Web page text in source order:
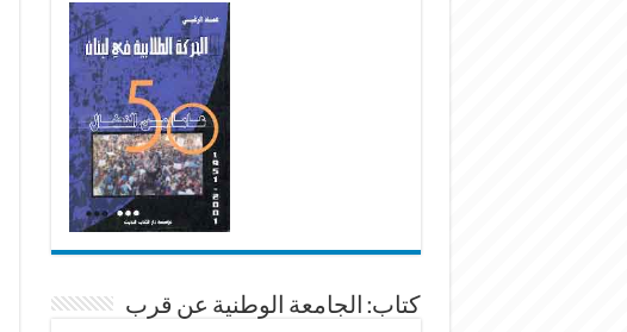
كتاب: الجامعة الوطنية عن قرب